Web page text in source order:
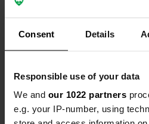
Consent Details
Responsible use of your data
We and our 1022 partners
e.g. your IP-number, using
Als jij de Loosdrechtse Plassen
mag missen. Geniet van het
visstekken aan de oevers of
prachtige natuur vanaf het